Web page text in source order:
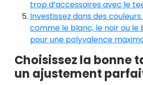
trop d’accessoires avec le
Investissez dans des
comme le blanc, le noir ou le
pour une polyvalence
Choisissez la bonne
un ajustement